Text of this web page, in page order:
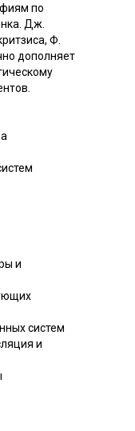
по
Дж.
Ф.
дополняет
и
систем
и